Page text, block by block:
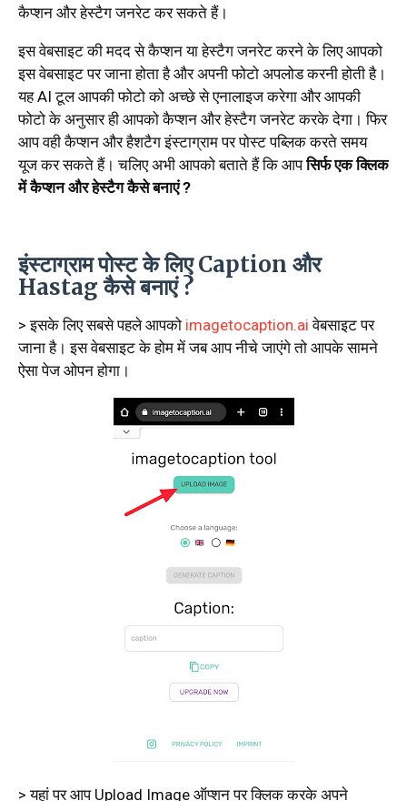
कैप्शन और हेस्टैग जनरेट कर सकते हैं।
इस वेबसाइट की मदद से कैप्शन या हेस्टैग जनरेट करने के लिए आपको
इस वेबसाइट पर जाना होता है और अपनी फोटो अपलोड करनी होती है।
यह AI टूल आपकी फोटो को अच्छे से एनालाइज करेगा और आपकी
फोटो के अनुसार ही आपको कैप्शन और हेस्टैग जनरेट करके देगा। फिर
आप वही कैप्शन और हैशटैग इंस्टाग्राम पर पोस्ट पब्लिक करते समय
यूज कर सकते हैं। चलिए अभी आपको बताते हैं कि आपसिर्फ एक क्लिक
में कैप्शन और हेस्टैग कैसे बनाएं ?
इंस्टाग्राम पोस्ट के लिए Caption और
Hastag कैसे बनाएं ?
> इसके लिए सबसे पहले आपको imagetocaption.ai वेबसाइट पर
जाना है। इस वेबसाइट के होम में जब आप नीचे जाएंगे तो आपके सामने
ऐसा पेज ओपन होगा।
> यहां पर आप Upload Image ऑप्शन पर क्लिक करके अपने